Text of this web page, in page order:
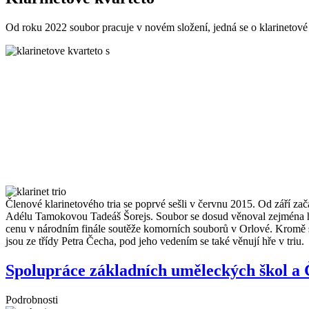
Od roku 2022 soubor pracuje v novém složení, jedná se o
Členové klarinetového tria se poprvé sešli v červnu 2015. Od září
Adélu Tamokovou Tadeáš Šorejs. Soubor se dosud věnoval
cenu v národním finále soutěže komorních souborů v Orlové.
jsou ze třídy Petra Čecha, pod jeho vedením se také věnují hře v triu.
Spolupráce základních uměleckých škol a
Podrobnosti